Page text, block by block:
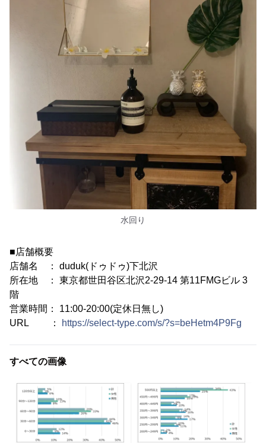
水回り
■店舗概要
店舗名 ： duduk(ドゥドゥ)下北沢
所在地 ： 東京都世田谷区北沢2-29-14 第11FMGビル 3
階
営業時間： 11:00-20:00(定休日無し)
URL ：
https://select-type.com/s/?s=beHetm4P9Fg
すべての画像